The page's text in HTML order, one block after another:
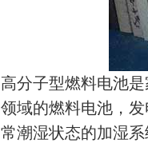
高分子型燃料电池
领域的燃料电池，
常潮湿状态的加湿